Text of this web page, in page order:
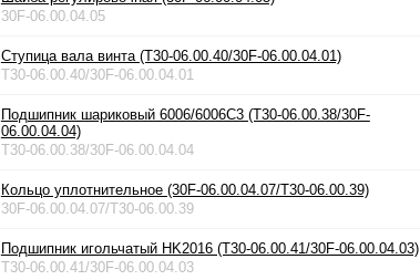
30F-06.00.04.05
Ступица вала винта (T30-06.00.40/30F-06.00.04.01)
T30-06.00.40/30F-06.00.04.01
Подшипник шариковый 6006/6006C3 (T30-06.00.38/30F-
06.00.04.04)
T30-06.00.38/30F-06.00.04.04
Кольцо уплотнительное (30F-06.00.04.07/T30-06.00.39)
30F-06.00.04.07/T30-06.00.39
Подшипник игольчатый HK2016 (T30-06.00.41/30F-06.00.04.03)
T30-06.00.41/30F-06.00.04.03